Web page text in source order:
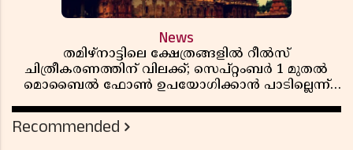
News
തമിഴ്‌നാട്ടിലെ ക്ഷേത്രങ്ങളിൽ റീൽസ്
ചിത്രീകരണത്തിന് വിലക്ക്; സെപ്റ്റംബർ 1 മുതൽ
മൊബൈൽ ഫോൺ ഉപയോഗിക്കാൻ പാടില്ലെന്ന്
Recommended